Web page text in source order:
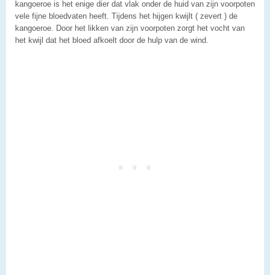
kangoeroe is het enige dier dat vlak onder de huid van zijn voorpoten
vele fijne bloedvaten heeft. Tijdens het hijgen kwijlt ( zevert ) de
kangoeroe. Door het likken van zijn voorpoten zorgt het vocht van
het kwijl dat het bloed afkoelt door de hulp van de wind.